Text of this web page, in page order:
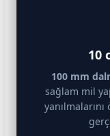
10
100 mm
sağlam mil